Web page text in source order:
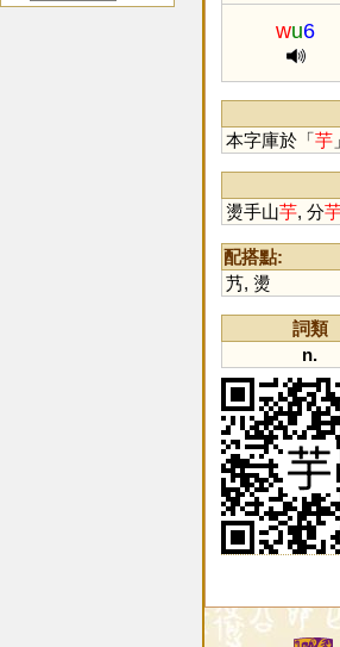
wu6
本字庫於「芋
燙手山芋, 分
配搭點:
艿, 燙
詞類
n.